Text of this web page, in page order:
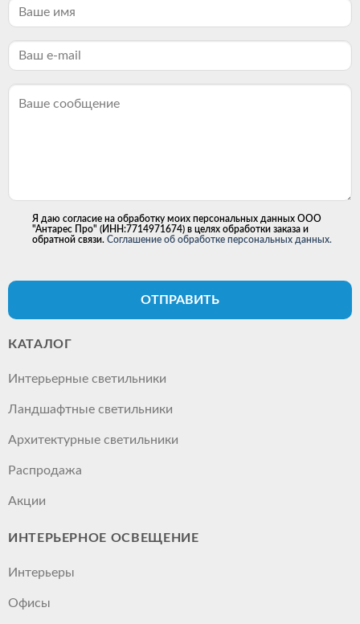
Я даю согласие на обработку моих персональных данных ООО
"Антарес Про" (ИНН:7714971674) в целях обработки заказа и
обратной связи. Соглашение об обработке персональных данных.
ОТПРАВИТЬ
КАТАЛОГ
Интерьерные светильники
Ландшафтные светильники
Архитектурные светильники
Распродажа
Акции
ИНТЕРЬЕРНОЕ ОСВЕЩЕНИЕ
Интерьеры
Офисы